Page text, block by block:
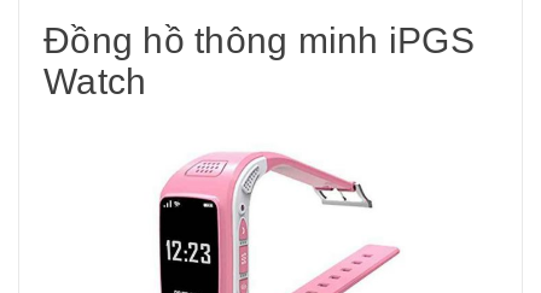
Đồng hồ thông minh iPGS
Watch